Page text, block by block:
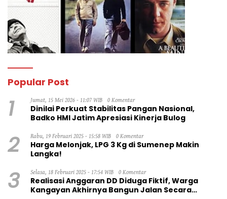
Popular Post
1 Jumat, 15 Mei 2026 - 11:07 WIB 0 Komentar
Dinilai Perkuat Stabilitas Pangan Nasional,
Badko HMI Jatim Apresiasi Kinerja Bulog
2 Rabu, 19 Februari 2025 - 15:58 WIB 0 Komentar
Harga Melonjak, LPG 3 Kg di Sumenep Makin
Langka!
3 Selasa, 18 Februari 2025 - 17:54 WIB 0 Komentar
Realisasi Anggaran DD Diduga Fiktif, Warga
Kangayan Akhirnya Bangun Jalan Secara